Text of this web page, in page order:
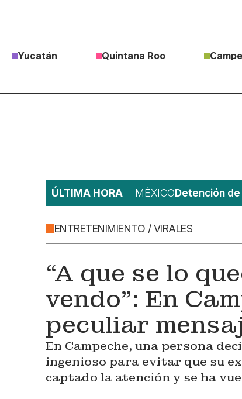
Yucatán Quintana Roo
ÚLTIMA HORA MÉXICODetención
ENTRETENIMIENTO / VIRALES
“A que se lo
vendo”: En
peculiar
En Campeche, una persona
ingenioso para evitar que su
captado la atención y se ha